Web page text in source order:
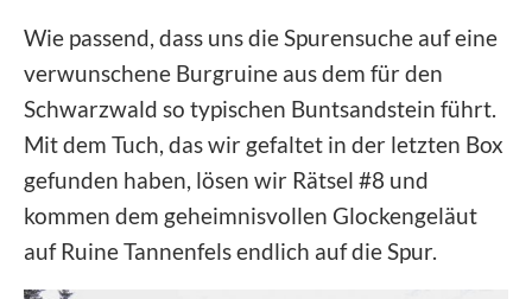
Wie passend, dass uns die Spurensuche auf eine
verwunschene Burgruine aus dem für den
Schwarzwald so typischen Buntsandstein führt.
Mit dem Tuch, das wir gefaltet in der letzten Box
gefunden haben, lösen wir Rätsel #8 und
kommen dem geheimnisvollen Glockengeläut
auf Ruine Tannenfels endlich auf die Spur.